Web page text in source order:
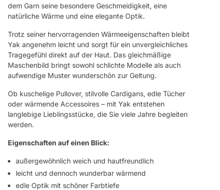
dem Garn seine besondere Geschmeidigkeit, eine
natürliche Wärme und eine elegante Optik.
Trotz seiner hervorragenden Wärmeeigenschaften bleibt
Yak angenehm leicht und sorgt für ein unvergleichliches
Tragegefühl direkt auf der Haut. Das gleichmäßige
Maschenbild bringt sowohl schlichte Modelle als auch
aufwendige Muster wunderschön zur Geltung.
Ob kuschelige Pullover, stilvolle Cardigans, edle Tücher
oder wärmende Accessoires – mit Yak entstehen
langlebige Lieblingsstücke, die Sie viele Jahre begleiten
werden.
Eigenschaften auf einen Blick:
außergewöhnlich weich und hautfreundlich
leicht und dennoch wunderbar wärmend
edle Optik mit schöner Farbtiefe